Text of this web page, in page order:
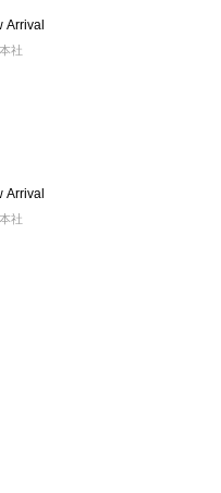
Arrival
社
Arrival
社